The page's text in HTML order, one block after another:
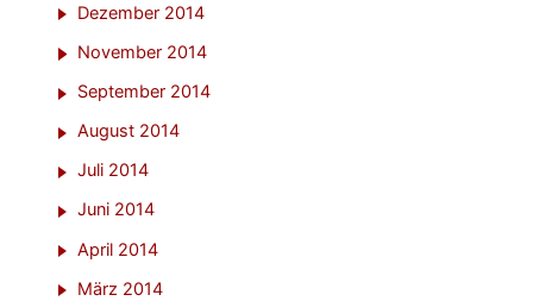
Dezember 2014
November 2014
September 2014
August 2014
Juli 2014
Juni 2014
April 2014
März 2014